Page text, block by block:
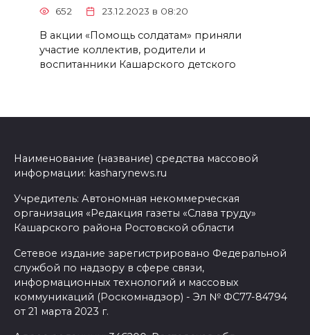
652 23.12.2023 в 08:20
В акции «Помощь солдатам» приняли
участие коллектив, родители и
воспитанники Кашарского детского
Наименование (название) средства массовой
информации: kasharynews.ru
Учредитель: Автономная некоммерческая
организация «Редакция газеты «Слава труду»
Кашарского района Ростовской области
Сетевое издание зарегистрировано Федеральной
службой по надзору в сфере связи,
информационных технологий и массовых
коммуникаций (Роскомнадзор) - Эл № ФС77-84794
от 21 марта 2023 г.